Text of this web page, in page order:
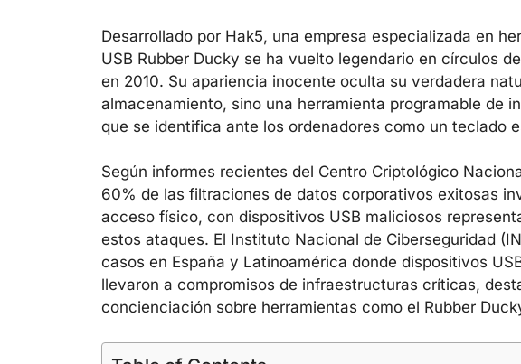
Desarrollado por Hak5, una empresa especializada en
USB Rubber Ducky se ha vuelto legendario en círculos
en 2010. Su apariencia inocente oculta su verdadera
almacenamiento, sino una herramienta programable de
que se identifica ante los ordenadores como un teclado
Según informes recientes del Centro Criptológico
60% de las filtraciones de datos corporativos exitosas
acceso físico, con dispositivos USB maliciosos
estos ataques. El Instituto Nacional de Ciberseguridad
casos en España y Latinoamérica donde dispositivos
llevaron a compromisos de infraestructuras críticas,
concienciación sobre herramientas como el Rubber